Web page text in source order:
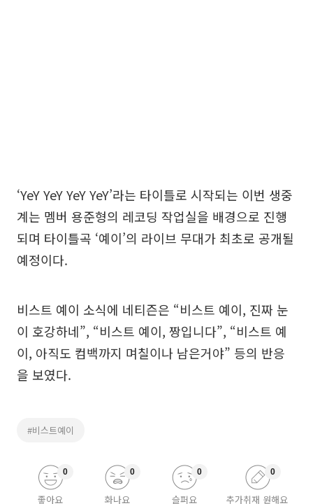
‘YeY YeY YeY YeY’라는 타이틀로 시작되는 이번 생중
계는 멤버 용준형의 레코딩 작업실을 배경으로 진행
되며 타이틀곡 ‘예이’의 라이브 무대가 최초로 공개될
예정이다.
비스트 예이 소식에 네티즌은 “비스트 예이, 진짜 눈
이 호강하네”, “비스트 예이, 짱입니다”, “비스트 예
이, 아직도 컴백까지 며칠이나 남은거야” 등의 반응
을 보였다.
#비스트예이
좋아요
0
화나요
0
슬퍼요
0
추가취재 원해요
0